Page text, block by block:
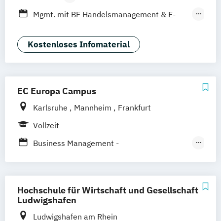
Stuttgart
Berufsbegleitendes Präsenzstudium
Mgmt. mit BF Handelsmanagement & E-
Social Media Studies Sportmanagement
Kostenloses Infomaterial
EC Europa Campus
Karlsruhe Mannheim
Frankfurt
Vollzeit
Business Management -
Event – Sport – Gesundheit /
Marketingmanagement
Hochschule für Wirtschaft und Gesellschaft
Ludwigshafen
Ludwigshafen am Rhein